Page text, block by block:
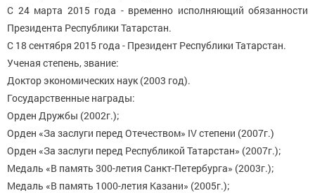
С 24 марта 2015 года - временно исполняющий обязанности
Президента Республики Татарстан.
С 18 сентября 2015 года - Президент Республики Татарстан.
Ученая степень, звание:
Доктор экономических наук (2003 год).
Государственные награды:
Орден Дружбы (2002г.);
Орден «За заслуги перед Отечеством» IV степени (2007г.)
Орден «За заслуги перед Республикой Татарстан» (2007г.);
Медаль «В память 300-летия Санкт-Петербурга» (2003г.);
Медаль «В память 1000-летия Казани» (2005г.);